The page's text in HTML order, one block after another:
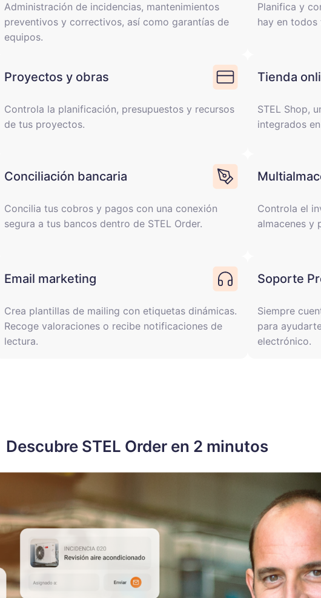
Administración de incidencias, mantenimientos
preventivos y correctivos, así como garantías de
equipos.
Planifica y
hay en todos
Proyectos y obras
Controla la planificación, presupuestos y recursos
de tus proyectos.
Tienda
STEL Shop,
integrados
Conciliación bancaria
Concilia tus cobros y pagos con una conexión
segura a tus bancos dentro de STEL Order.
Controla el
almacenes y
Email marketing
Crea plantillas de mailing con etiquetas dinámicas.
Recoge valoraciones o recibe notificaciones de
lectura.
Soporte
Siempre
para
electrónico.
Descubre STEL Order en 2 minutos